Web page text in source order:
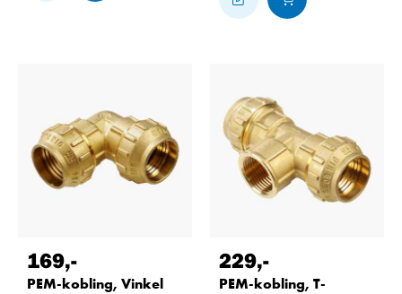
169,-
PEM-kobling, Vinkel
229,-
PEM-kobling, T-